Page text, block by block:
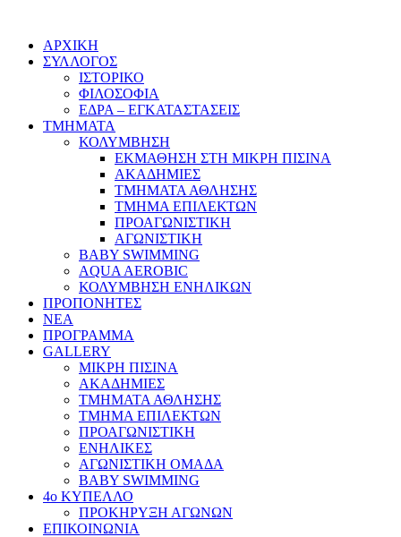
ΑΡΧΙΚΗ
ΣΥΛΛΟΓΟΣ
ΙΣΤΟΡΙΚΟ
ΦΙΛΟΣΟΦΙΑ
ΕΔΡΑ – ΕΓΚΑΤΑΣΤΑΣΕΙΣ
ΤΜΗΜΑΤΑ
ΚΟΛΥΜΒΗΣΗ
ΕΚΜΑΘΗΣΗ ΣΤΗ ΜΙΚΡΗ ΠΙΣΙΝΑ
ΑΚΑΔΗΜΙΕΣ
ΤΜΗΜΑΤΑ ΑΘΛΗΣΗΣ
ΤΜΗΜΑ ΕΠΙΛΕΚΤΩΝ
ΠΡΟΑΓΩΝΙΣΤΙΚΗ
ΑΓΩΝΙΣΤΙΚΗ
BABY SWIMMING
AQUA AEROBIC
ΚΟΛΥΜΒΗΣΗ ΕΝΗΛΙΚΩΝ
ΠΡΟΠΟΝΗΤΕΣ
ΝΕΑ
ΠΡΟΓΡΑΜΜΑ
GALLERY
ΜΙΚΡΗ ΠΙΣΙΝΑ
ΑΚΑΔΗΜΙΕΣ
ΤΜΗΜΑΤΑ ΑΘΛΗΣΗΣ
ΤΜΗΜΑ ΕΠΙΛΕΚΤΩΝ
ΠΡΟΑΓΩΝΙΣΤΙΚΗ
ΕΝΗΛΙΚΕΣ
ΑΓΩΝΙΣΤΙΚΗ ΟΜΑΔΑ
BABY SWIMMING
4ο ΚΥΠΕΛΛΟ
ΠΡΟΚΗΡΥΞΗ ΑΓΩΝΩΝ
ΕΠΙΚΟΙΝΩΝΙΑ